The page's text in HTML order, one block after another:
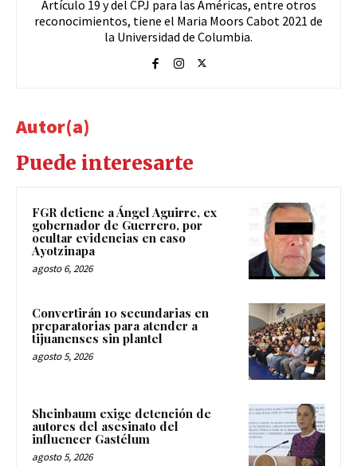
Artículo 19 y del CPJ para las Américas, entre otros
reconocimientos, tiene el Maria Moors Cabot 2021 de
la Universidad de Columbia.
Autor(a)
Puede interesarte
FGR detiene a Ángel Aguirre, ex
gobernador de Guerrero, por
ocultar evidencias en caso
Ayotzinapa
agosto 6, 2026
Convertirán 10 secundarias en
preparatorias para atender a
tijuanenses sin plantel
agosto 5, 2026
Sheinbaum exige detención de
autores del asesinato del
influencer Gastélum
agosto 5, 2026